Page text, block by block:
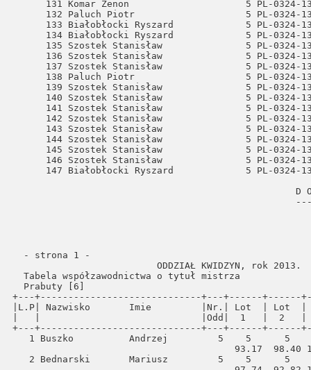
-
ODDZIAŁ
Tabela współzawodnictwa o
+---+-----------------------------+---+------
|L.P| Nazwisko       Imie         |Nr.| Lot  | Lot
|   |                             |Odd|  1   |  2
+---+-----------------------------+---+------
1 Buszko          Andrzej         5    5
2 Bednarski       Mariusz         5    5